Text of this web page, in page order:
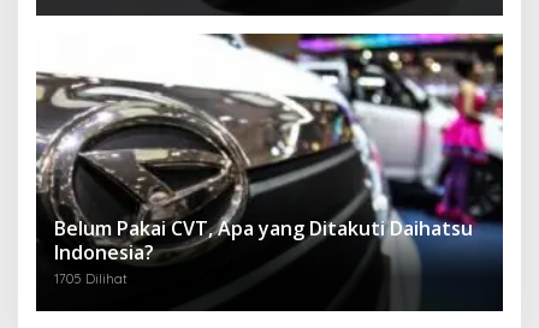
Belum Pakai CVT, Apa yang Ditakuti Daihatsu
Indonesia?
1705 Dilihat